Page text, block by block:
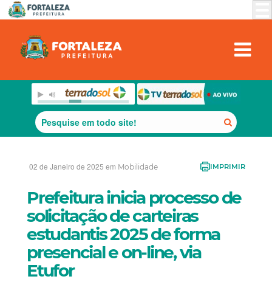
02 de Janeiro de 2025 em Mobilidade IMPRIMIR
Prefeitura inicia processo de
solicitação de carteiras
estudantis 2025 de forma
presencial e on-line, via
Etufor